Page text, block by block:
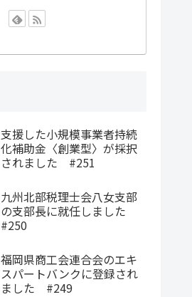
支援した小規模事業者持続
化補助金〈創業型〉が採択
されました #251
九州北部税理士会八女支部
の支部長に就任しました
#250
福岡県商工会連合会のエキ
スパートバンクに登録され
ました #249